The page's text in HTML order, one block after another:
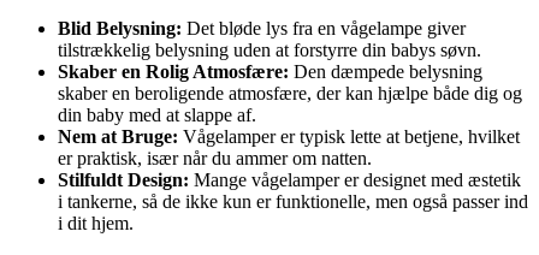
Blid Belysning: Det bløde lys fra en vågelampe giver
tilstrækkelig belysning uden at forstyrre din babys søvn.
Skaber en Rolig Atmosfære: Den dæmpede belysning
skaber en beroligende atmosfære, der kan hjælpe både dig og
din baby med at slappe af.
Nem at Bruge: Vågelamper er typisk lette at betjene, hvilket
er praktisk, især når du ammer om natten.
Stilfuldt Design: Mange vågelamper er designet med æstetik
i tankerne, så de ikke kun er funktionelle, men også passer ind
i dit hjem.